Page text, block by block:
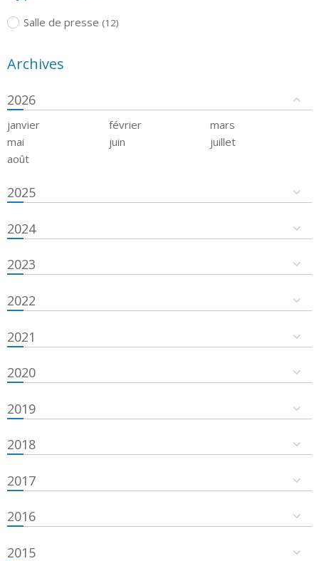
Salle de presse (12)
Archives
2026
janvier février
mars
mai
juin
juillet
août
2025
2024
2023
2022
2021
2020
2019
2018
2017
2016
2015